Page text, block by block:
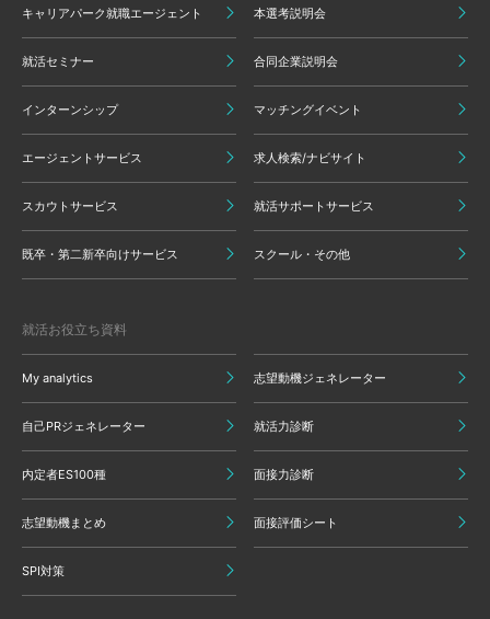
キャリアパーク就職エージェント 本選考説明会
就活セミナー 合同企業説明会
インターンシップ マッチングイベント
エージェントサービス 求人検索/ナビサイト
スカウトサービス 就活サポートサービス
既卒・第二新卒向けサービス スクール・その他
就活お役立ち資料
My analytics 志望動機ジェネレーター
自己PRジェネレーター 就活力診断
内定者ES100種 面接力診断
志望動機まとめ 面接評価シート
SPI対策